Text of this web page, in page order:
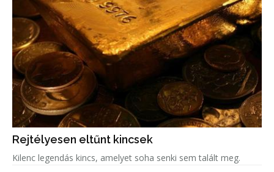
Rejtélyesen eltűnt kincsek
Kilenc legendás kincs, amelyet soha senki sem talált meg.